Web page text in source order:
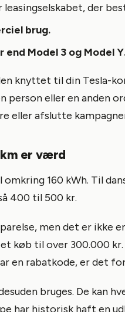
der
brug.
end Model 3 og Model
knyttet til din Tesla-
person eller en anden
eller afslutte
km er værd
omkring 160 kWh. Til
400 til 500 kr.
men det er ikke
køb til over 300.000
en rabatkode, er det
bruges. De kan
har historisk haft en